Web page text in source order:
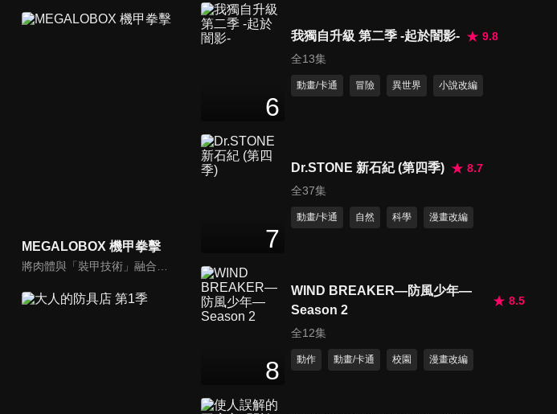
MEGALOBOX 機甲拳擊
第47集 隱藏的鬥志
第48集 赤狼
6
我獨自升級 第二季 -起於闇影-
9.8
全13集
動畫/卡通 冒險 異世界 小說改編
7
Dr.STONE 新石紀 (第四季)
8.7
全37集
動畫/卡通 自然 科學 漫畫改編
8
WIND BREAKER—防風少年—
Season 2
8.5
全12集
動作 動畫/卡通 校園 漫畫改編